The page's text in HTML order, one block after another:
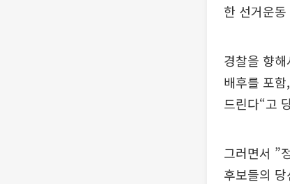
한 선거운
경찰을 향
배후를 포
드린다“고
그러면서 ”
후보들의